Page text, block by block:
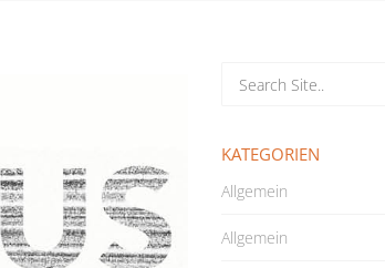
KATEGORIEN
Allgemein
Allgemein